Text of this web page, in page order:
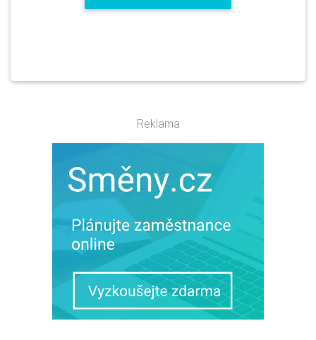
Reklama